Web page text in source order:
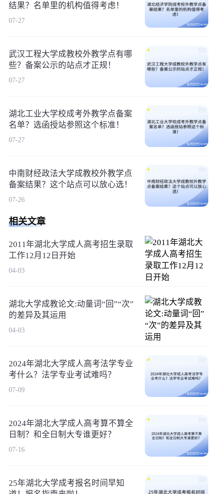
结果？名单里的机构值得考虑！
07-27
武汉工程大学成教校外教学点有哪
些？备案公示的站点才正规！
07-27
湖北工业大学校成考外教学点备案
名单？选函授站参照这个标准！
07-27
中南财经政法大学成教校外教学点
备案结果？这个站点可以放心选！
07-26
相关文章
2011年湖北大学成人高考招生录取
工作12月12日开始
04-03
湖北大学成教论文:动量词“回”“次”
的差异及其运用
04-03
2024年湖北大学成人高考法学专业
考什么？法学专业考试难吗？
07-09
2024年湖北大学成人高考算不算全
日制？和全日制大专谁更好？
07-16
25年湖北大学成考报名时间早知